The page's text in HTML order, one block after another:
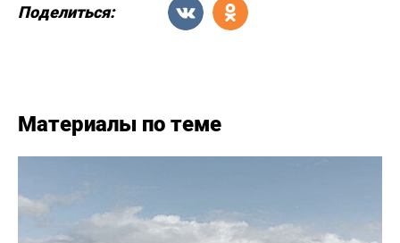
Поделиться:
Материалы по теме